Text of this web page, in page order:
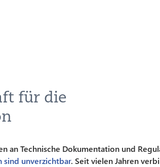
für die
an Technische Dokumentation und
sind unverzichtbar. Seit vielen Jahren